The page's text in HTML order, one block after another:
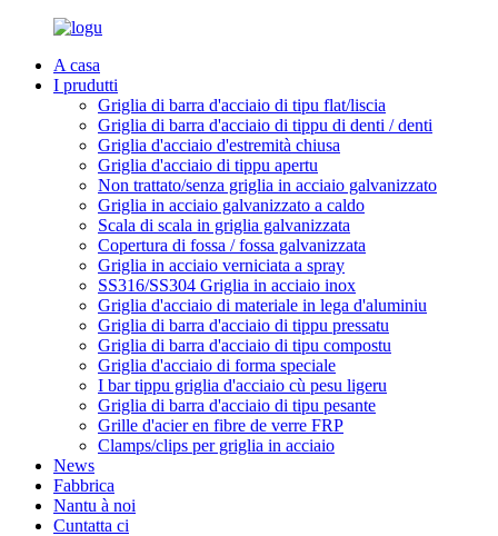
A casa
I prudutti
Griglia di barra d'acciaio di tipu flat/liscia
Griglia di barra d'acciaio di tippu di denti / denti
Griglia d'acciaio d'estremità chiusa
Griglia d'acciaio di tippu apertu
Non trattato/senza griglia in acciaio galvanizzato
Griglia in acciaio galvanizzato a caldo
Scala di scala in griglia galvanizzata
Copertura di fossa / fossa galvanizzata
Griglia in acciaio verniciata a spray
SS316/SS304 Griglia in acciaio inox
Griglia d'acciaio di materiale in lega d'aluminiu
Griglia di barra d'acciaio di tippu pressatu
Griglia di barra d'acciaio di tipu compostu
Griglia d'acciaio di forma speciale
I bar tippu griglia d'acciaio cù pesu ligeru
Griglia di barra d'acciaio di tipu pesante
Grille d'acier en fibre de verre FRP
Clamps/clips per griglia in acciaio
News
Fabbrica
Nantu à noi
Cuntatta ci